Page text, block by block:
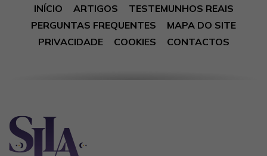
INÍCIO ARTIGOS
TESTEMUNHOS REAIS
PERGUNTAS FREQUENTES
MAPA DO SITE
PRIVACIDADE
COOKIES CONTACTOS